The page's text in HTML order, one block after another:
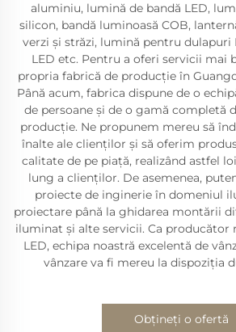
aluminiu, lumină de bandă LED,
silicon, bandă luminoasă COB,
verzi și străzi, lumină pentru dulapuri
LED etc. Pentru a oferi servicii mai
propria fabrică de producție în
Până acum, fabrica dispune de o
de persoane și de o gamă completă
producție. Ne propunem mereu să
înalte ale clienților și să oferim
calitate de pe piață, realizând astfel
lung a clienților. De asemenea,
proiecte de inginerie în domeniul
proiectare până la ghidarea montării
iluminat și alte servicii. Ca
LED, echipa noastră excelentă de
vânzare va fi mereu la dispoziția
Obțineți o ofertă